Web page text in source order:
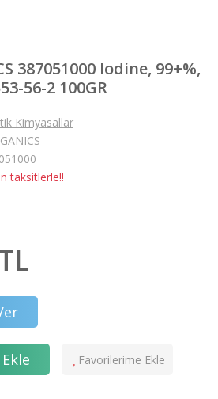
387051000 Iodine, 99+%,
56-2 100GR
Kimyasallar
taksitlerle!!